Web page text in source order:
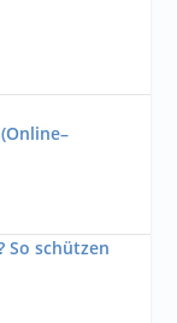
So schützen